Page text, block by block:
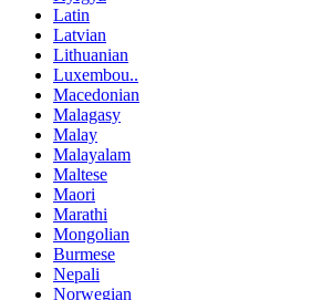
Latin
Latvian
Lithuanian
Luxembou..
Macedonian
Malagasy
Malay
Malayalam
Maltese
Maori
Marathi
Mongolian
Burmese
Nepali
Norwegian